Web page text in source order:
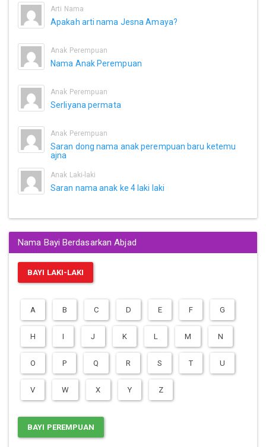
Arti Nama
Apakah arti nama Jesna Amaya?
Anak Perempuan
Nama Anak Perempuan
Anak Perempuan
Serliyana permata
Anak Perempuan
Saran dong nama anak perempuan baru ketemu
ajna
Anak Laki-laki
Saran nama anak ke 4 laki laki
Nama Bayi Berdasarkan Abjad
BAYI LAKI-LAKI
A B C D E F G
H I J K L M N
O P Q R S T U
V W X Y Z
BAYI PEREMPUAN